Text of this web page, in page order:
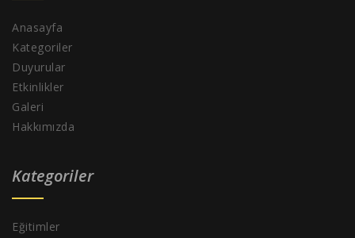
Anasayfa
Kategoriler
Duyurular
Etkinlikler
Galeri
Hakkımızda
Kategoriler
Eğitimler